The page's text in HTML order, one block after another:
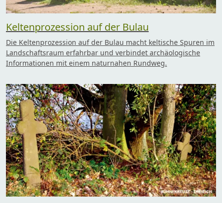
Keltenprozession auf der Bulau
Die Keltenprozession auf der Bulau macht keltische Spuren im
Landschaftsraum erfahrbar und verbindet archäologische
Informationen mit einem naturnahen Rundweg.